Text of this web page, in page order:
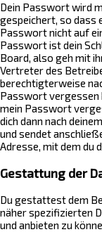
Dein Passwort wird
gespeichert, so dass
Passwort nicht auf
Passwort ist dein
Board, also geh mit
Vertreter des
berechtigterweise
Passwort vergessen
mein Passwort
dich dann nach
und sendet
Adresse, mit dem du
Gestattung der
Du gestattest dem
näher spezifizierten
und anbieten zu